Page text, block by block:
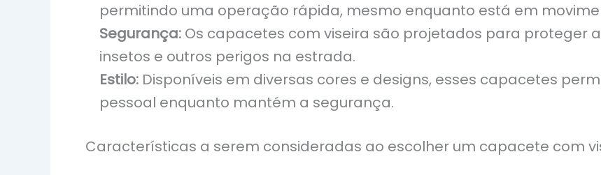
permitindo uma operação rápida, mesmo enquanto está em
Segurança: Os capacetes com viseira são projetados para proteger
insetos e outros perigos na estrada.
Estilo: Disponíveis em diversas cores e designs, esses capacetes
pessoal enquanto mantém a segurança.
Características a serem consideradas ao escolher um capacete com